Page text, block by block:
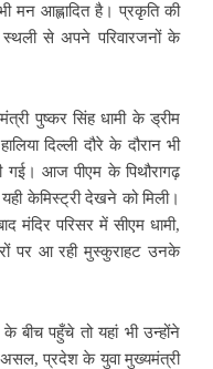
आह्लादित है। प्रकृति की
से अपने परिवारजनों के
पुष्कर सिंह धामी के ड्रीम
दिल्ली दौरे के दौरान भी
गई। आज पीएम के पिथौरागढ़
केमिस्ट्री देखने को मिली।
मंदिर परिसर में सीएम धामी,
पर आ रही मुस्कुराहट उनके
बीच पहुँचे तो यहां भी उन्होंने
प्रदेश के युवा मुख्यमंत्री